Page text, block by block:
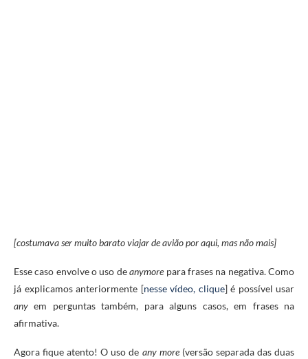
[costumava ser muito barato viajar de avião por aqui, mas não mais]
Esse caso envolve o uso deanymore para frases na negativa. Como
já explicamos anteriormente [nesse vídeo, clique] é possível usar
any em perguntas também, para alguns casos, em frases na
afirmativa.
Agora fique atento! O uso de any more (versão separada das duas